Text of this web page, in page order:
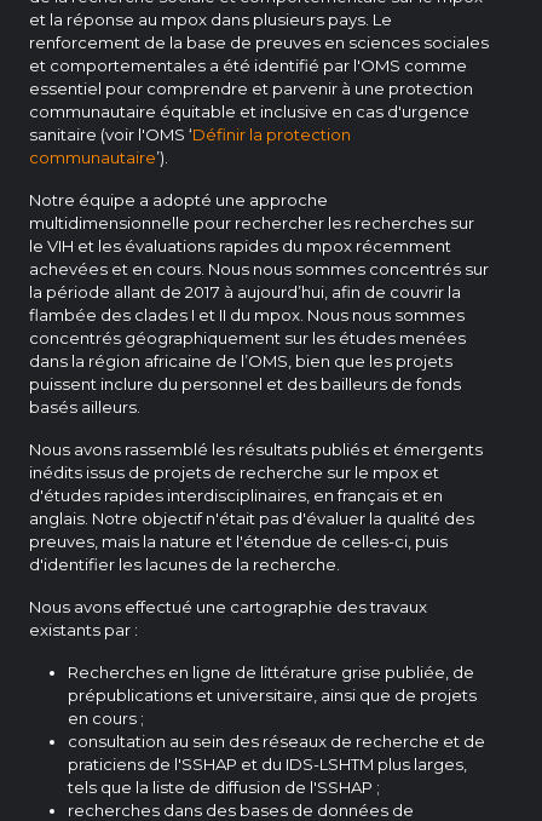
et la réponse au mpox dans plusieurs pays. Le
renforcement de la base de preuves en sciences sociales
et comportementales a été identifié par l'OMS comme
essentiel pour comprendre et parvenir à une protection
communautaire équitable et inclusive en cas d'urgence
sanitaire (voir l'OMS ‘Définir la protection
communautaire’).
Notre équipe a adopté une approche
multidimensionnelle pour rechercher les recherches sur
le VIH et les évaluations rapides du mpox récemment
achevées et en cours. Nous nous sommes concentrés sur
la période allant de 2017 à aujourd’hui, afin de couvrir la
flambée des clades I et II du mpox. Nous nous sommes
concentrés géographiquement sur les études menées
dans la région africaine de l’OMS, bien que les projets
puissent inclure du personnel et des bailleurs de fonds
basés ailleurs.
Nous avons rassemblé les résultats publiés et émergents
inédits issus de projets de recherche sur le mpox et
d'études rapides interdisciplinaires, en français et en
anglais. Notre objectif n'était pas d'évaluer la qualité des
preuves, mais la nature et l'étendue de celles-ci, puis
d'identifier les lacunes de la recherche.
Nous avons effectué une cartographie des travaux
existants par :
Recherches en ligne de littérature grise publiée, de
prépublications et universitaire, ainsi que de projets
en cours ;
consultation au sein des réseaux de recherche et de
praticiens de l'SSHAP et du IDS-LSHTM plus larges,
tels que la liste de diffusion de l'SSHAP ;
recherches dans des bases de données de